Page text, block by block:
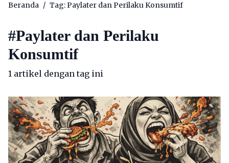
Beranda / Tag: Paylater dan Perilaku Konsumtif
#Paylater dan Perilaku
Konsumtif
1 artikel dengan tag ini